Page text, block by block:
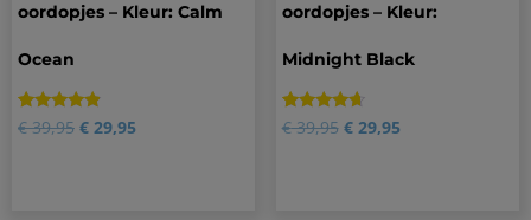
oordopjes – Kleur: Calm
Ocean
Gewaardeerd
4.67
3
€39,95 € 29,95
oordopjes – Kleur:
Midnight Black
Gewaardeerd
4.50
4
€39,95 €29,95